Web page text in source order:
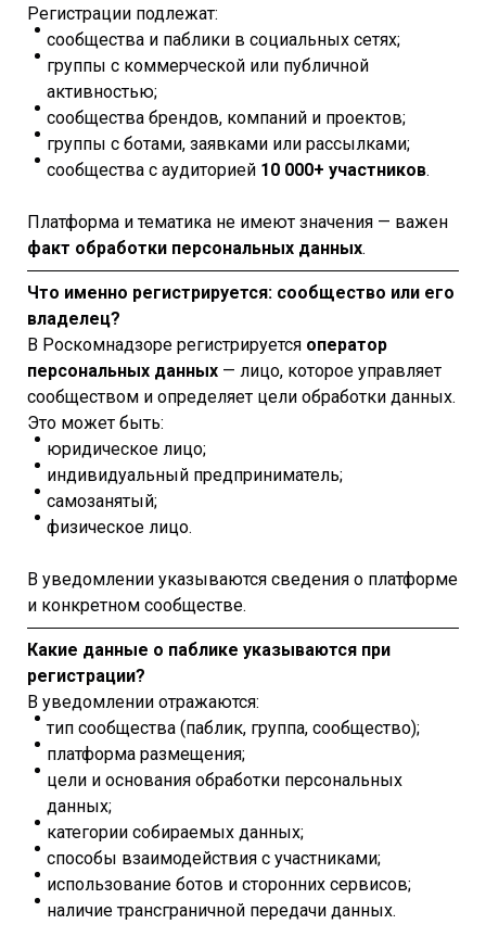
Регистрации подлежат:
сообщества и паблики в социальных сетях;
группы с коммерческой или публичной
активностью;
сообщества брендов, компаний и проектов;
группы с ботами, заявками или рассылками;
сообщества с аудиторией 10 000+ участников.
Платформа и тематика не имеют значения — важен
факт обработки персональных данных.
Что именно регистрируется: сообщество или его
владелец?
В Роскомнадзоре регистрируется оператор
персональных данных — лицо, которое управляет
сообществом и определяет цели обработки данных.
Это может быть:
юридическое лицо;
индивидуальный предприниматель;
самозанятый;
физическое лицо.
В уведомлении указываются сведения о платформе
и конкретном сообществе.
Какие данные о паблике указываются при
регистрации?
В уведомлении отражаются:
тип сообщества (паблик, группа, сообщество);
платформа размещения;
цели и основания обработки персональных
данных;
категории собираемых данных;
способы взаимодействия с участниками;
использование ботов и сторонних сервисов;
наличие трансграничной передачи данных.